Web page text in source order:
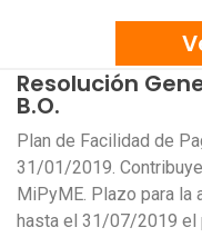
Resolución
B.O.
Plan de Facilidad de
31/01/2019.
MiPyME. Plazo para
hasta el 31/07/2019 el